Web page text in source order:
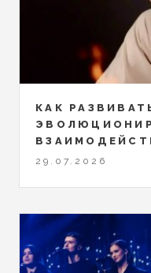
КАК
29.07.2026